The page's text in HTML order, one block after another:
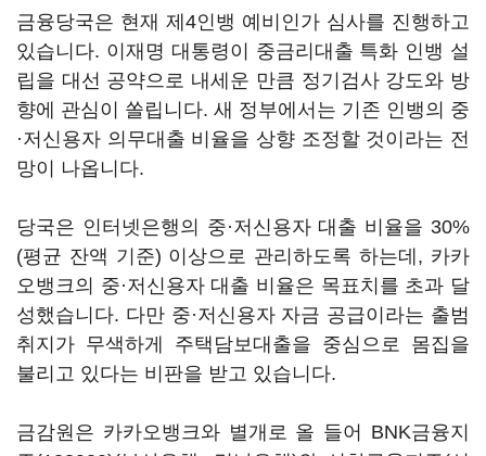
금융당국은 현재 제4인뱅 예비인가 심사를 진행하고
있습니다. 이재명 대통령이 중금리대출 특화 인뱅 설
립을 대선 공약으로 내세운 만큼 정기검사 강도와 방
향에 관심이 쏠립니다. 새 정부에서는 기존 인뱅의 중
·저신용자 의무대출 비율을 상향 조정할 것이라는 전
망이 나옵니다.
당국은 인터넷은행의 중·저신용자 대출 비율을 30%
(평균 잔액 기준) 이상으로 관리하도록 하는데, 카카
오뱅크의 중·저신용자 대출 비율은 목표치를 초과 달
성했습니다. 다만 중·저신용자 자금 공급이라는 출범
취지가 무색하게 주택담보대출을 중심으로 몸집을
불리고 있다는 비판을 받고 있습니다.
금감원은 카카오뱅크와 별개로 올 들어 BNK금융지